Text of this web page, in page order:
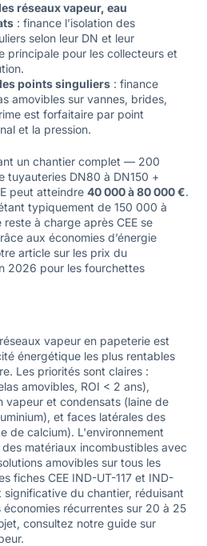
réseaux vapeur, eau
: finance l’isolation des
selon leur DN et leur
principale pour les collecteurs et
points singuliers: finance
amovibles sur vannes, brides,
est forfaitaire par point
et la pression.
un chantier complet — 200
tuyauteries DN80 à DN150 +
peut atteindre 40 000 à 80 000 €.
typiquement de 150 000 à
à charge après CEE se
aux économies d’énergie
article sur les prix du
2026 pour les fourchettes
vapeur en papeterie est
énergétique les plus rentables
Les priorités sont claires :
amovibles, ROI < 2 ans),
vapeur et condensats (laine de
et faces latérales des
de calcium). L'environnement
matériaux incombustibles avec
amovibles sur tous les
fiches CEE IND-UT-117 et IND-
significative du chantier, réduisant
récurrentes sur 20 à 25
consultez notre guide sur
.